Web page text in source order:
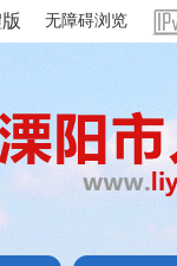
无障碍浏览